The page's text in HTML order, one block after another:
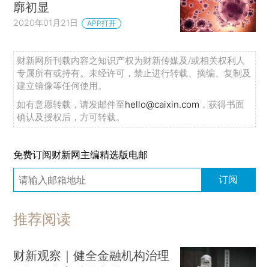
廓初显
2020年01月21日 APP打开
财新网所刊载内容之知识产权为财新传媒及/或相关权利人
专属所有或持有。未经许可，禁止进行转载、摘编、复制及
建立镜像等任何使用。
如有意愿转载，请发邮件至hello@caixin.com ，获得书面
确认及授权后，方可转载。
免费订阅财新网主编精选版电邮
订阅
推荐阅读
财新观察｜健全金融机构治理